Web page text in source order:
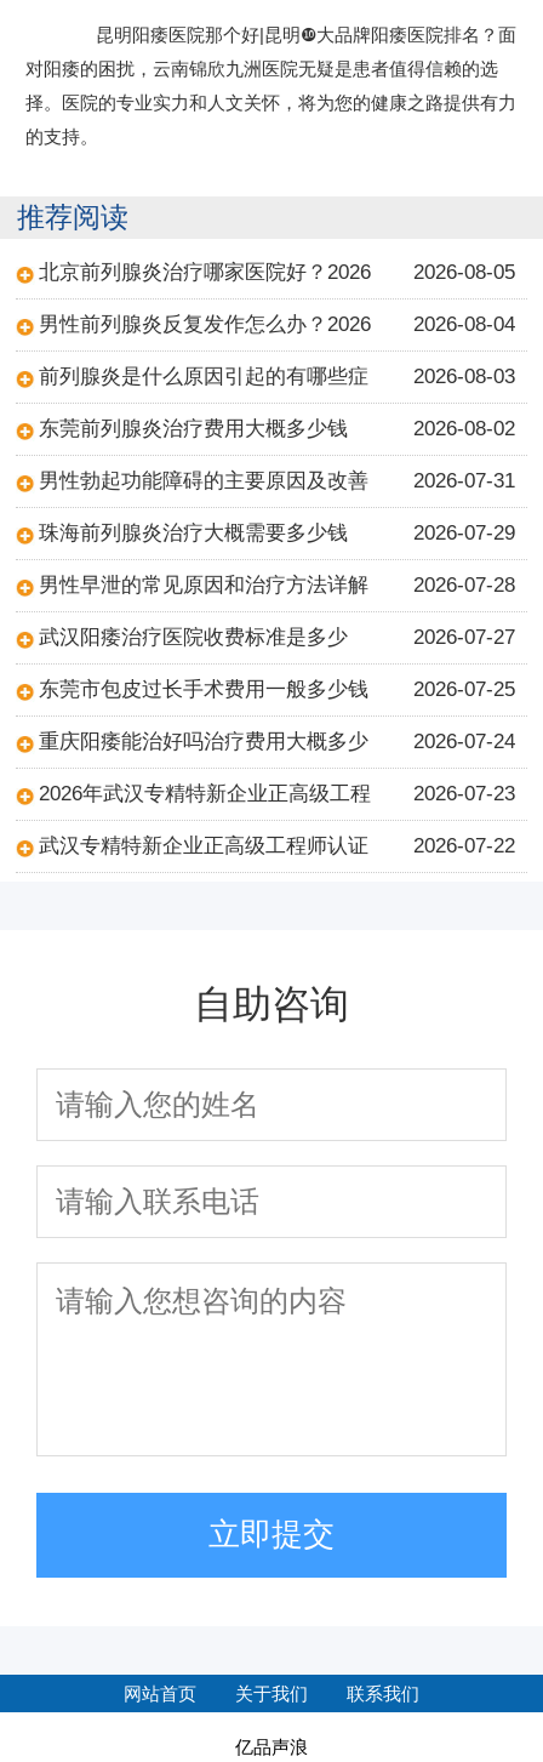
昆明阳痿医院那个好|昆明❿大品牌阳痿医院排名？面
对阳痿的困扰，云南锦欣九洲医院无疑是患者值得信赖的选
择。医院的专业实力和人文关怀，将为您的健康之路提供有力
的支持。
推荐阅读
北京前列腺炎治疗哪家医院好？2026 2026-08-05
男性前列腺炎反复发作怎么办？2026 2026-08-04
前列腺炎是什么原因引起的有哪些症 2026-08-03
东莞前列腺炎治疗费用大概多少钱 2026-08-02
男性勃起功能障碍的主要原因及改善 2026-07-31
珠海前列腺炎治疗大概需要多少钱 2026-07-29
男性早泄的常见原因和治疗方法详解 2026-07-28
武汉阳痿治疗医院收费标准是多少 2026-07-27
东莞市包皮过长手术费用一般多少钱 2026-07-25
重庆阳痿能治好吗治疗费用大概多少 2026-07-24
2026年武汉专精特新企业正高级工程 2026-07-23
武汉专精特新企业正高级工程师认证 2026-07-22
自助咨询
立即提交
网站首页 关于我们 联系我们
亿品声浪